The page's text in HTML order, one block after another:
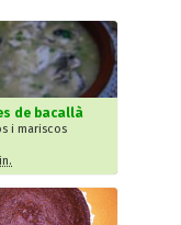
de bacallà
i mariscos